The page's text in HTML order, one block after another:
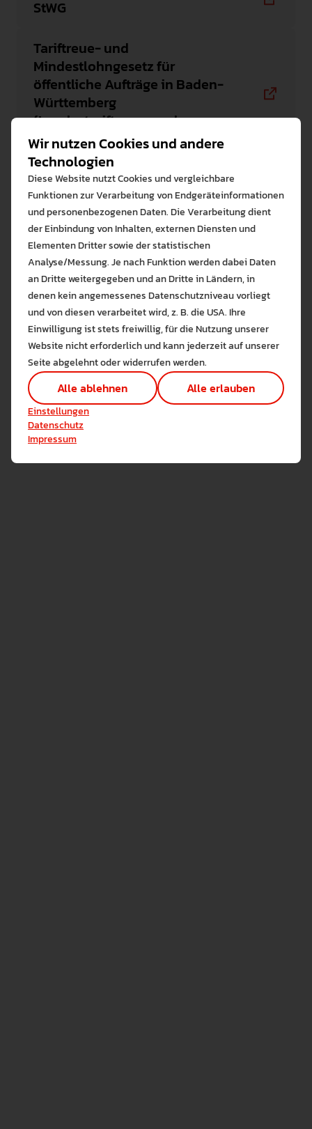
StWG
Tariftreue- und
Mindestlohngesetz für
öffentliche Aufträge in Baden-
Württemberg
(Landestariftreue- und
Mindestlohngesetz - LTMG)
Tarifvertrag für den öffentlichen
Dienst der Länder (TV-L)
Teilzeit- und Befristungsgestz
(TzBfG)
Unterschwellenvergabeordnung
(UVgO)
Verpflichtungsgesetz (VerpflG)
Wissenschaftszeitvertragsgesetz
- WissZeitVG
Wir nutzen Cookies und andere
Technologien
Diese Website nutzt Cookies und vergleichbare
Funktionen zur Verarbeitung von Endgeräteinformationen
und personenbezogenen Daten. Die Verarbeitung dient
der Einbindung von Inhalten, externen Diensten und
Elementen Dritter sowie der statistischen
Analyse/Messung. Je nach Funktion werden dabei Daten
an Dritte weitergegeben und an Dritte in Ländern, in
denen kein angemessenes Datenschutzniveau vorliegt
und von diesen verarbeitet wird, z. B. die USA. Ihre
Einwilligung ist stets freiwillig, für die Nutzung unserer
Website nicht erforderlich und kann jederzeit auf unserer
Seite abgelehnt oder widerrufen werden.
Alle ablehnen Alle erlauben
Einstellungen
Datenschutz
Impressum
Bitte wählen Sie
Die auf der Website verwendeten
Lernen Sie mehr
Alle erlauben
Technisch notwendig (1)
Hier sind alle technisch
Analyse / Statistiken (1)
Einstellungen speichern